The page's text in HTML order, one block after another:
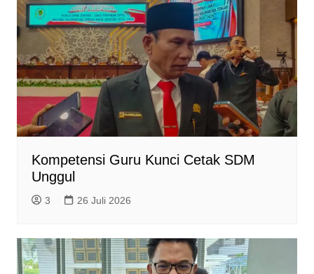
Kompetensi Guru Kunci Cetak SDM
Unggul
3 26 Juli 2026